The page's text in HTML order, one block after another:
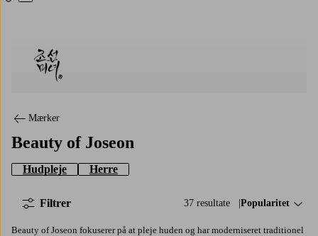
Mærker
Beauty of Joseon
Hudpleje Herre
37 resultate Sorter efter:
Popularitet
Filtrer
Beauty of Joseon fokuserer på at pleje huden og har moderniseret traditionel